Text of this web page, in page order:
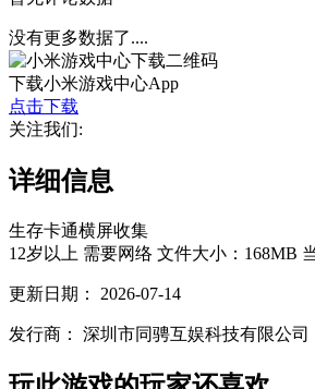
没有更多数据了....
下载小米游戏中心App
点击下载
关注我们:
详细信息
生存卡通横屏收集
12岁以上 需要网络 文件大小：168MB
更新日期： 2026-07-14
发行商： 深圳市同骋互娱科技有限公司